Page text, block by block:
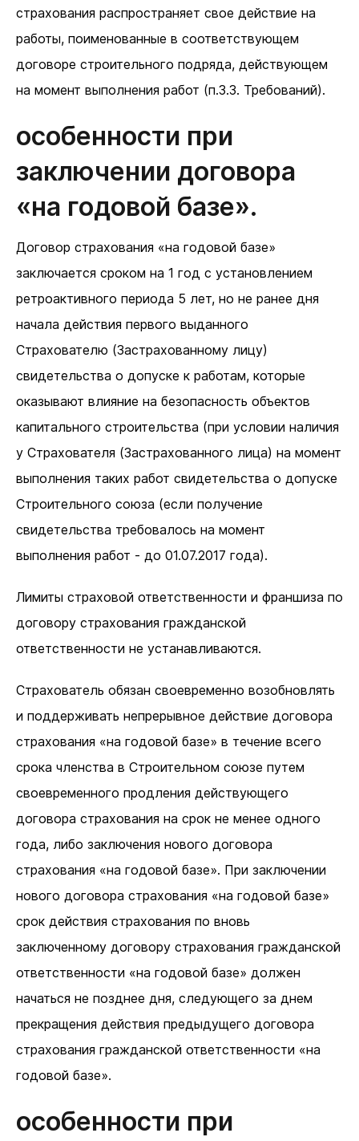
страхования распространяет свое действие на
работы, поименованные в соответствующем
договоре строительного подряда, действующем
на момент выполнения работ (п.3.3. Требований).
Особенности при
заключении договора
«на годовой базе».
Договор страхования «на годовой базе»
заключается сроком на 1 год с установлением
ретроактивного периода 5 лет, но не ранее дня
начала действия первого выданного
Страхователю (Застрахованному лицу)
свидетельства о допуске к работам, которые
оказывают влияние на безопасность объектов
капитального строительства (при условии наличия
у Страхователя (Застрахованного лица) на момент
выполнения таких работ свидетельства о допуске
Строительного союза (если получение
свидетельства требовалось на момент
выполнения работ - до 01.07.2017 года).
Лимиты страховой ответственности и франшиза по
договору страхования гражданской
ответственности не устанавливаются.
Страхователь обязан своевременно возобновлять
и поддерживать непрерывное действие договора
страхования «на годовой базе» в течение всего
срока членства в Строительном союзе путем
своевременного продления действующего
договора страхования на срок не менее одного
года, либо заключения нового договора
страхования «на годовой базе». При заключении
нового договора страхования «на годовой базе»
срок действия страхования по вновь
заключенному договору страхования гражданской
ответственности «на годовой базе» должен
начаться не позднее дня, следующего за днем
прекращения действия предыдущего договора
страхования гражданской ответственности «на
годовой базе».
Особенности при